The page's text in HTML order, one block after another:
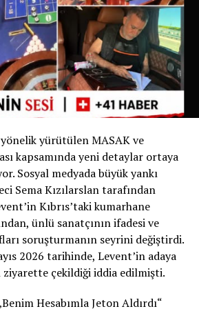
RSI‘nin haberine göre bu
değil, İsviçre genelinde de
Bugüne kadar köpek sahipleri
yükümlüyken, Chiasso
idrarı da kapsayacak şekilde
oldu.
başarılı olması halinde benzer
İsviçre belediyelerinde de
belirtiyor.
İsviçre’de uygulanmalı mı?
paylaşabilirsiniz.
Televizyonu RSI
yürütülen MASAK ve
kapsamında yeni detaylar ortaya
Sosyal medyada büyük yankı
Sema Kızılarslan tarafından
Kıbrıs’taki kumarhane
ünlü sanatçının ifadesi ve
soruşturmanın seyrini değiştirdi.
2026 tarihinde, Levent’in adaya
çekildiği iddia edilmişti.
Hesabımla Jeton Aldırdı“